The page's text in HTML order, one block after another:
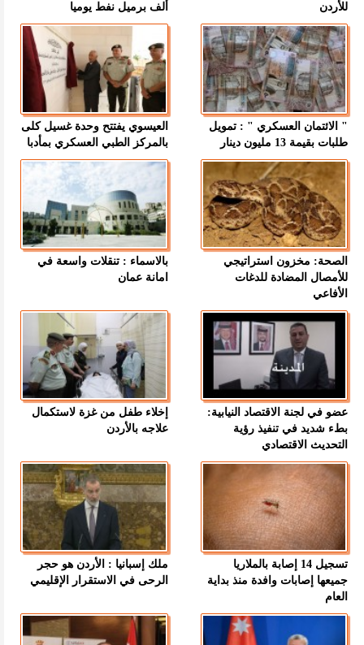
للأردن
ألف برميل نفط يوميا
" الائتمان العسكري " : تمويل
طلبات بقيمة 13 مليون دينار
العيسوي يفتتح وحدة غسيل كلى
بالمركز الطبي العسكري بمأدبا
الصحة: مخزون استراتيجي
للأمصال المضادة للدغات
الأفاعي
بالاسماء : تنقلات واسعة في
امانة عمان
عضو في لجنة الاقتصاد النيابية:
بطء شديد في تنفيذ رؤية
التحديث الاقتصادي
إخلاء طفل من غزة لاستكمال
علاجه بالأردن
تسجيل 14 إصابة بالملاريا
جميعها إصابات وافدة منذ بداية
العام
ملك إسبانيا : الأردن هو حجر
الرحى في الاستقرار الإقليمي